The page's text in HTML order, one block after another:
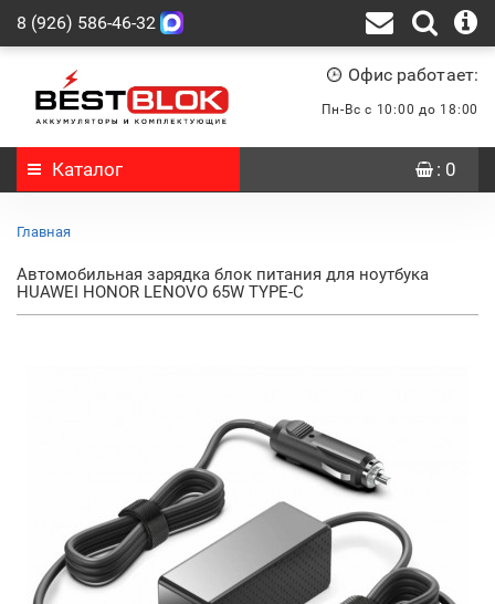
8 (926) 586-46-32
Офис работает:
Пн-Вс с 10:00 до 18:00
Каталог : 0
Главная
Автомобильная зарядка блок питания для ноутбука
HUAWEI HONOR LENOVO 65W TYPE-C